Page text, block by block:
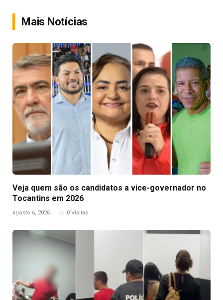
Mais Notícias
Veja quem são os candidatos a vice-governador no
Tocantins em 2026
agosto 6, 2026 0 Visitas